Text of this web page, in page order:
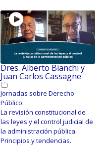
Dres. Alberto Bianchi y
Juan Carlos Cassagne
Jornadas sobre Derecho
Público,
La revisión constitucional de
las leyes y el control judicial de
la administración pública.
Principios y tendencias.